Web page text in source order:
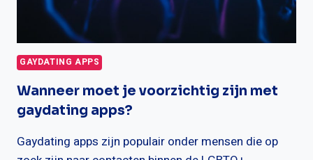
GAYDATING APPS
Wanneer moet je voorzichtig zijn met
gaydating apps?
Gaydating apps zijn populair onder mensen die op